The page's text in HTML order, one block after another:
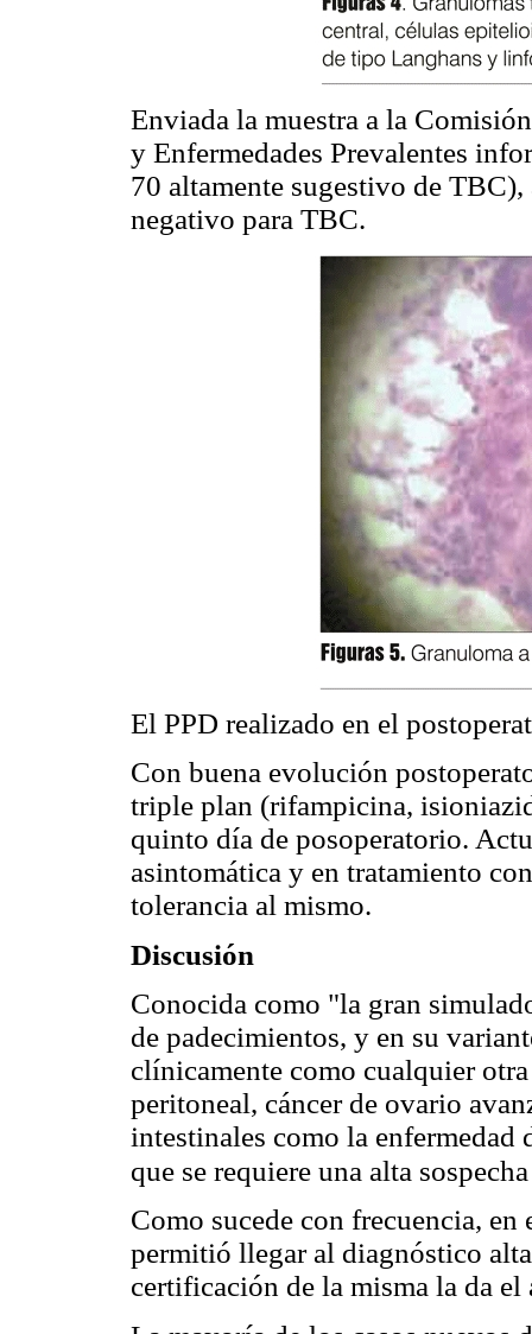
Enviada la muestra a la
y Enfermedades Prevalentes
70 altamente sugestivo de
negativo para TBC.
El PPD realizado en el
Con buena evolución
triple plan (rifampicina,
quinto día de posoperatorio.
asintomática y en tratamiento
tolerancia al mismo.
Discusión
Conocida como "la gran
de padecimientos, y en su
clínicamente como cualquier
peritoneal, cáncer de ovario
intestinales como la
que se requiere una alta
Como sucede con frecuencia,
permitió llegar al diagnóstico
certificación de la misma la da